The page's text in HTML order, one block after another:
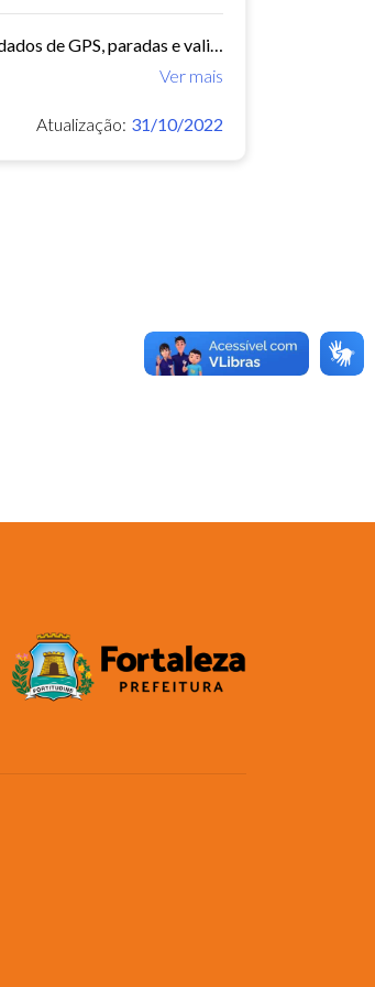
O arquivo contem dados de mobilidade de ônibus do período 11/03/2015, contendo dados de GPS, paradas e validação.
Ver mais
Atualização: 31/10/2022